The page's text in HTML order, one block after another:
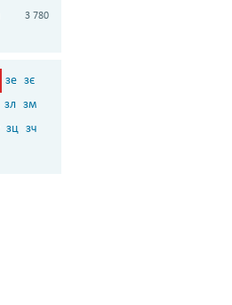
3 780
зе зє
зл зм
зц зч